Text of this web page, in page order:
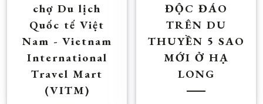
chợ Du lịch
Quốc tế Việt
Nam - Vietnam
International
Travel Mart
(VITM)
ĐỘC ĐÁO
TRÊN DU
THUYỀN 5 SAO
MỚI Ở HẠ
LONG